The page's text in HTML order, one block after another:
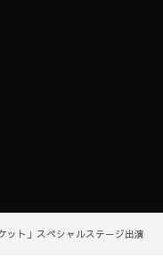
ット」スペシャルステージ出演